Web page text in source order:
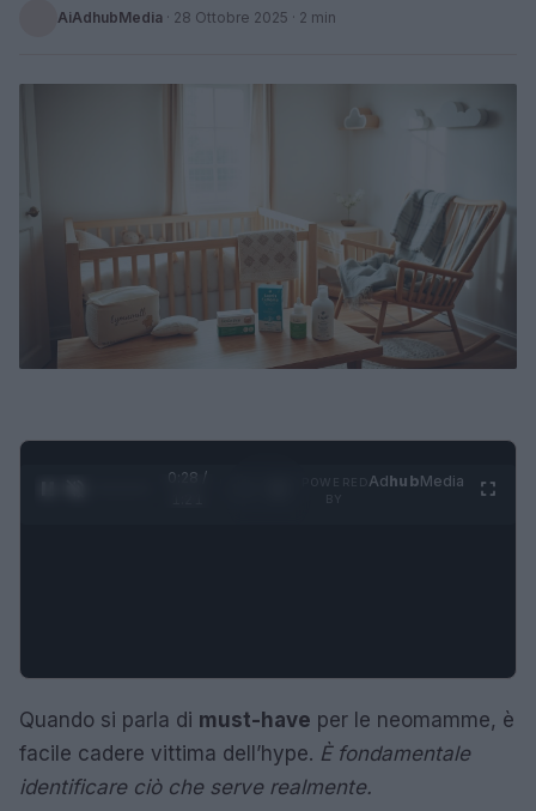
AiAdhubMedia · 28 Ottobre 2025 · 2 min
0:29 /
AdhubMedia
Quando si parla di must-have per le neomamme, è
facile cadere vittima dell’hype. È fondamentale
identificare ciò che serve realmente.